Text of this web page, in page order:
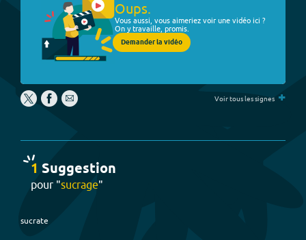
Oups.
Vous aussi, vous aimeriez voir une vidéo ici ?
On y travaille, promis.
Demander la vidéo
Voir tous les signes +
1 Suggestion
pour "sucrage"
sucrate